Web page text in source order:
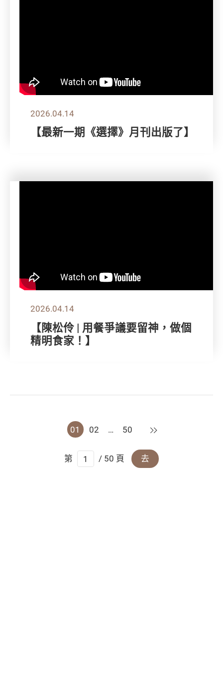
2026.04.14
【最新一期《選擇》月刊出版了】
2026.04.14
【陳松伶 | 用餐爭議要留神，做個
精明食家！】
01 02 … 50 下一頁
第 / 50 頁 去